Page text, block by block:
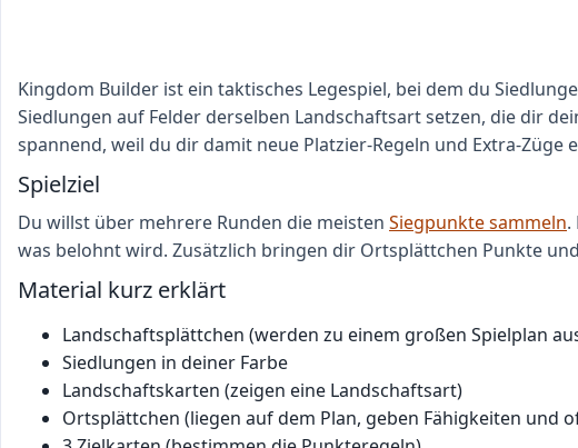
Kingdom Builder ist ein taktisches Legespiel, bei dem du
Siedlungen auf Felder derselben Landschaftsart setzen, die dir
spannend, weil du dir damit neue Platzier-Regeln und Extra-Züge
Spielziel
Du willst über mehrere Runden die meisten Siegpunkte sammeln.
was belohnt wird. Zusätzlich bringen dir Ortsplättchen Punkte
Material kurz erklärt
Landschaftsplättchen (werden zu einem großen Spielplan
Siedlungen in deiner Farbe
Landschaftskarten (zeigen eine Landschaftsart)
Ortsplättchen (liegen auf dem Plan, geben Fähigkeiten und